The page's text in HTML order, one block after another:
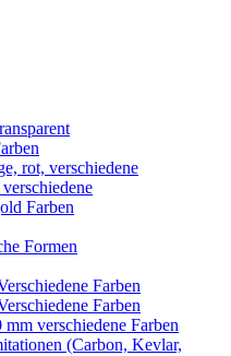
rot, verschiedene
Farben
Formen
Farben
Farben
verschiedene Farben
(Carbon, Kevlar,